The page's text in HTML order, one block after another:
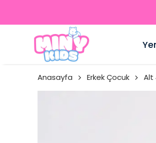
Anasayfa Erkek Çocuk Alt